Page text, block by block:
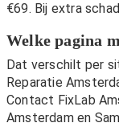
€69. Bij extra
Welke pagina
Dat verschilt per
Reparatie
Contact FixLab
Amsterdamen